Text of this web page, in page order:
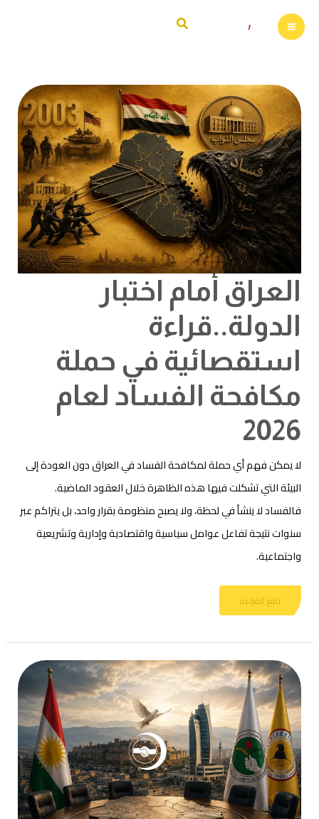
تخطي
إلى
البحث
العراق أمام اختبار
الدولة..قراءة
استقصائية في حملة
مكافحة الفساد لعام
2026
لا يمكن فهم أي حملة لمكافحة الفساد في العراق دون العودة إلى
البيئة التي تشكلت فيها هذه الظاهرة خلال العقود الماضية.
فالفساد لا ينشأ في لحظة، ولا يصبح منظومة بقرار واحد، بل يتراكم عبر
سنوات نتيجة تفاعل عوامل سياسية واقتصادية وإدارية وتشريعية
واجتماعية.
اختبار
الدولة..قراءة
استقصائية
في
حملة
مكافحة
الفساد
لعام
2026
تابع القراءة
أزمة
في
كردستان
العراق..
هل
تنجح
مبادرة
الاتحاد
الإسلاميفي
كسر
الانسداد
السياسي؟